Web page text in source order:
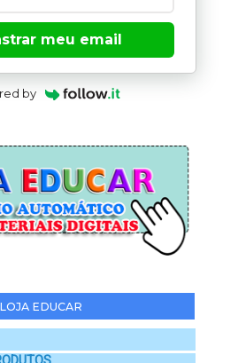
meu email
by
LOJA EDUCAR